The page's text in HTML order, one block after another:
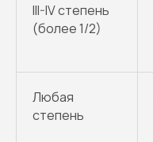
III-IV степень
(более 1/2)
Любая
степень